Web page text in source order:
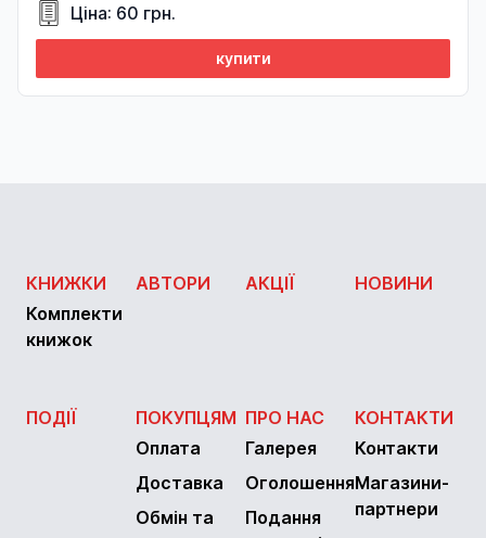
Ціна: 60 грн.
купити
КНИЖКИ
Комплекти
книжок
АВТОРИ АКЦІЇ НОВИНИ
ПОДІЇ
ПОКУПЦЯМ
Оплата
Доставка
Обмін та
ПРО НАС
Галерея
Оголошення
Подання
КОНТАКТИ
Контакти
Магазини-
партнери